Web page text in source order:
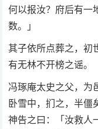
何以报汝？府后有一
数。」
其子依所点葬之，初
有无林不开榜之谣。
冯琢庵太史之父，为
卧雪中，扪之，半僵
神告之曰：「汝救人